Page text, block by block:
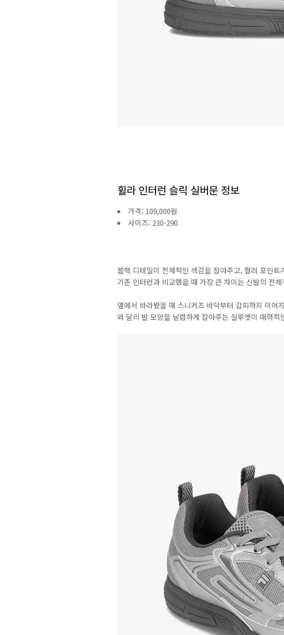
휠라 인터런 슬릭 실버문 정보
가격: 109,000원
사이즈: 230-290
블랙 디테일이 전체적인 색감을 잡아주고, 컬러 포인
기존 인터런과 비교했을 때 가장 큰 차이는 신발의 전
옆에서 바라봤을 때 스니커즈 바닥부터 갑피까지 이어
와 달리 발 모양을 날렵하게 잡아주는 실루엣이 매력적